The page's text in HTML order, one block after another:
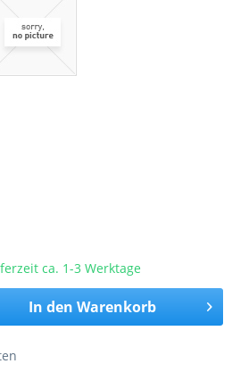
ca. 1-3 Werktage
In den Warenkorb